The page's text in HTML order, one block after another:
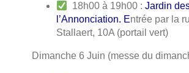
18h00 à 19h00 :Jardin
l’Annonciation. Entrée par la
Stallaert, 10A (portail vert)
Dimanche 6 Juin (messe du